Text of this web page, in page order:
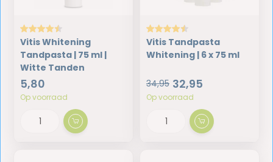
Vitis Whitening
Tandpasta | 75 ml |
Witte Tanden
5,80
Op voorraad
Vitis Tandpasta
Whitening | 6 x 75 ml
34,95 32,95
Op voorraad